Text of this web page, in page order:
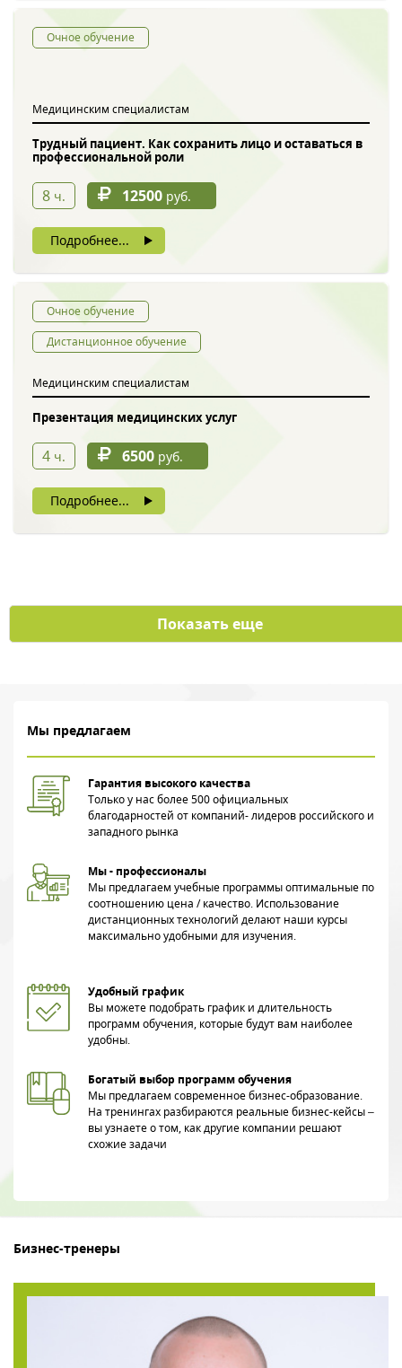
Очное обучение
Медицинским специалистам
Трудный пациент. Как сохранить лицо и оставаться в
профессиональной роли
8 ч. 12500 руб.
Подробнее...
Очное обучение
Дистанционное обучение
Медицинским специалистам
Презентация медицинских услуг
4 ч. 6500 руб.
Подробнее...
Показать еще
Мы предлагаем
Гарантия высокого качества
Только у нас более 500 официальных
благодарностей от компаний- лидеров российского и
западного рынка
Мы - профессионалы
Мы предлагаем учебные программы оптимальные по
соотношению цена / качество. Использование
дистанционных технологий делают наши курсы
максимально удобными для изучения.
Удобный график
Вы можете подобрать график и длительность
программ обучения, которые будут вам наиболее
удобны.
Богатый выбор программ обучения
Мы предлагаем современное бизнес-образование.
На тренингах разбираются реальные бизнес-кейсы –
вы узнаете о том, как другие компании решают
схожие задачи
Бизнес-тренеры
Нажимая на кнопку, вы даете согласие на обработку своих
персональных данных